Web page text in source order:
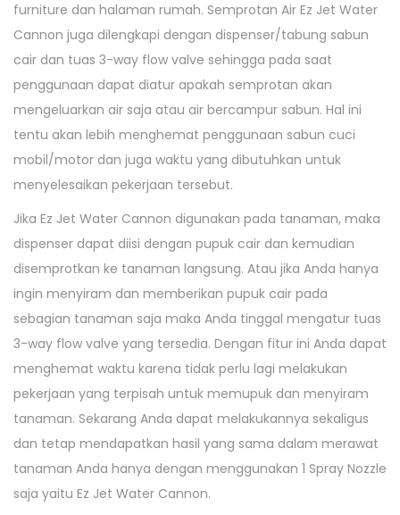
furniture dan halaman rumah. Semprotan Air Ez Jet Water
Cannon juga dilengkapi dengan dispenser/tabung sabun
cair dan tuas 3-way flow valve sehingga pada saat
penggunaan dapat diatur apakah semprotan akan
mengeluarkan air saja atau air bercampur sabun. Hal ini
tentu akan lebih menghemat penggunaan sabun cuci
mobil/motor dan juga waktu yang dibutuhkan untuk
menyelesaikan pekerjaan tersebut.
Jika Ez Jet Water Cannon digunakan pada tanaman, maka
dispenser dapat diisi dengan pupuk cair dan kemudian
disemprotkan ke tanaman langsung. Atau jika Anda hanya
ingin menyiram dan memberikan pupuk cair pada
sebagian tanaman saja maka Anda tinggal mengatur tuas
3-way flow valve yang tersedia. Dengan fitur ini Anda dapat
menghemat waktu karena tidak perlu lagi melakukan
pekerjaan yang terpisah untuk memupuk dan menyiram
tanaman. Sekarang Anda dapat melakukannya sekaligus
dan tetap mendapatkan hasil yang sama dalam merawat
tanaman Anda hanya dengan menggunakan 1 Spray Nozzle
saja yaitu Ez Jet Water Cannon.